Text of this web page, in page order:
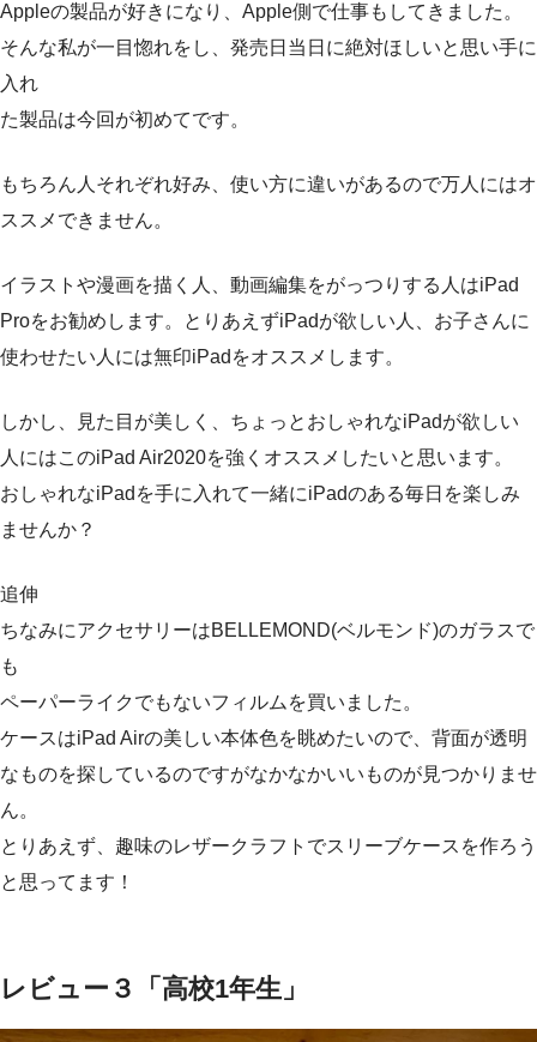
Appleの製品が好きになり、Apple側で仕事もしてきました。
そんな私が一目惚れをし、発売日当日に絶対ほしいと思い手に
入れ
た製品は今回が初めてです。
もちろん人それぞれ好み、使い方に違いがあるので万人にはオ
ススメできません。
イラストや漫画を描く人、動画編集をがっつりする人はiPad
Proをお勧めします。とりあえずiPadが欲しい人、お子さんに
使わせたい人には無印iPadをオススメします。
しかし、見た目が美しく、ちょっとおしゃれなiPadが欲しい
人にはこのiPad Air2020を強くオススメしたいと思います。
おしゃれなiPadを手に入れて一緒にiPadのある毎日を楽しみ
ませんか？
追伸
ちなみにアクセサリーはBELLEMOND(ベルモンド)のガラスで
も
ペーパーライクでもないフィルムを買いました。
ケースはiPad Airの美しい本体色を眺めたいので、背面が透明
なものを探しているのですがなかなかいいものが見つかりませ
ん。
とりあえず、趣味のレザークラフトでスリーブケースを作ろう
と思ってます！
レビュー３「高校1年生」